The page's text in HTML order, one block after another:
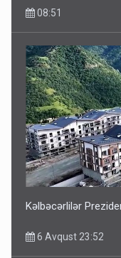
08:51
Kəlbəcərlilər
6 Avqust 23:52